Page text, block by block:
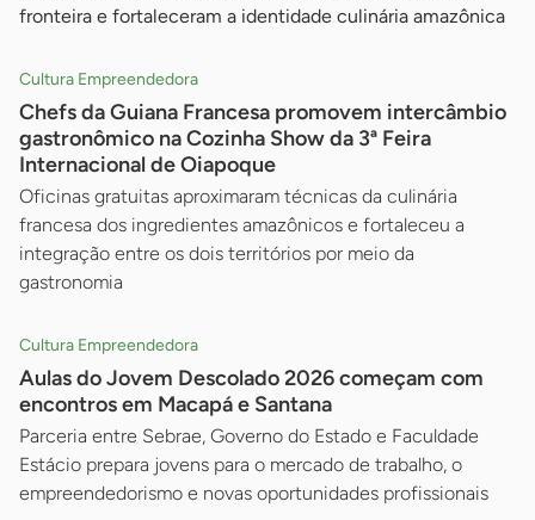
fronteira e fortaleceram a identidade culinária amazônica
Cultura Empreendedora
Chefs da Guiana Francesa promovem intercâmbio
gastronômico na Cozinha Show da 3ª Feira
Internacional de Oiapoque
Oficinas gratuitas aproximaram técnicas da culinária
francesa dos ingredientes amazônicos e fortaleceu a
integração entre os dois territórios por meio da
gastronomia
Cultura Empreendedora
Aulas do Jovem Descolado 2026 começam com
encontros em Macapá e Santana
Parceria entre Sebrae, Governo do Estado e Faculdade
Estácio prepara jovens para o mercado de trabalho, o
empreendedorismo e novas oportunidades profissionais